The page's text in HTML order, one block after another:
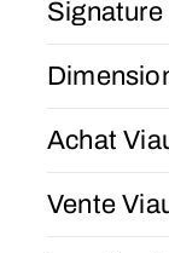
Signature
Achat
Vente